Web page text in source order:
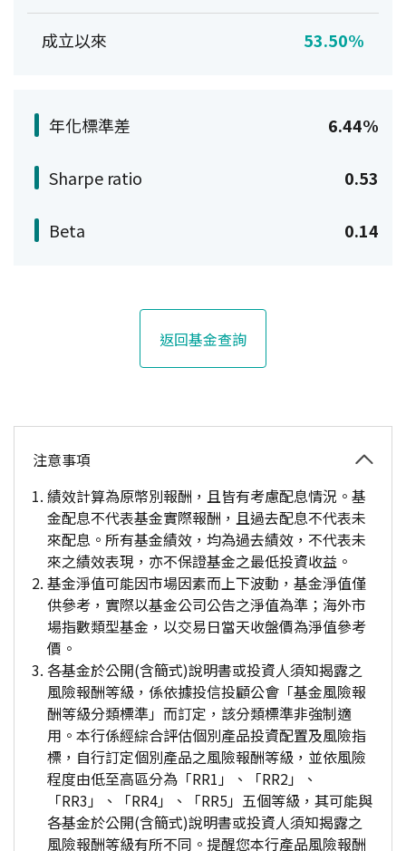
成立以來 53.50%
年化標準差 6.44%
Sharpe ratio 0.53
Beta 0.14
返回基金查詢
注意事項
績效計算為原幣別報酬，且皆有考慮配息情況。基
金配息不代表基金實際報酬，且過去配息不代表未
來配息。所有基金績效，均為過去績效，不代表未
來之績效表現，亦不保證基金之最低投資收益。
基金淨值可能因市場因素而上下波動，基金淨值僅
供參考，實際以基金公司公告之淨值為準；海外市
場指數類型基金，以交易日當天收盤價為淨值參考
價。
各基金於公開(含簡式)說明書或投資人須知揭露之
風險報酬等級，係依據投信投顧公會「基金風險報
酬等級分類標準」而訂定，該分類標準非強制適
用。本行係經綜合評估個別產品投資配置及風險指
標，自行訂定個別產品之風險報酬等級，並依風險
程度由低至高區分為「RR1」、「RR2」、
「RR3」、「RR4」、「RR5」五個等級，其可能與
各基金於公開(含簡式)說明書或投資人須知揭露之
風險報酬等級有所不同。提醒您本行產品風險報酬